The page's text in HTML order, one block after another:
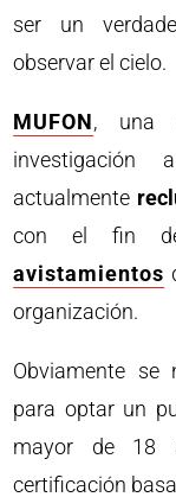
ser un
observar el cielo.
MUFON, una
investigación
actualmente
con el fin
avistamientos
organización.
Obviamente se
para optar un
mayor de 18
certificación